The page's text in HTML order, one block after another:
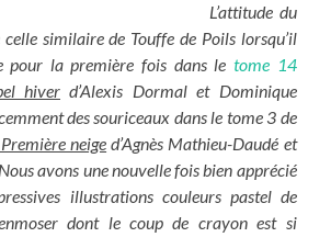
L’attitude du
similaire de Touffe de Poils lorsqu’il
pour la première fois dans le tome 14
hiver d’Alexis Dormal et Dominique
des souriceaux dans le tome 3 de
Première neige d’Agnès Mathieu-Daudé et
Nous avons une nouvelle fois bien apprécié
illustrations couleurs pastel de
dont le coup de crayon est si